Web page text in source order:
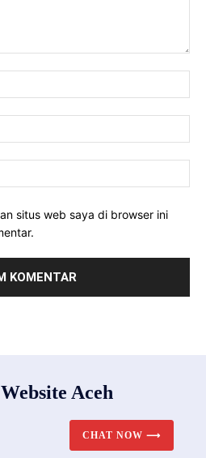
situs web saya di browser ini
Aceh
CHAT NOW ⟶